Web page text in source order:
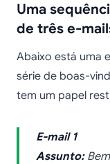
Uma
de três e-
Abaixo está uma
série de boas-
tem um papel
E-mail 1
Assunto: